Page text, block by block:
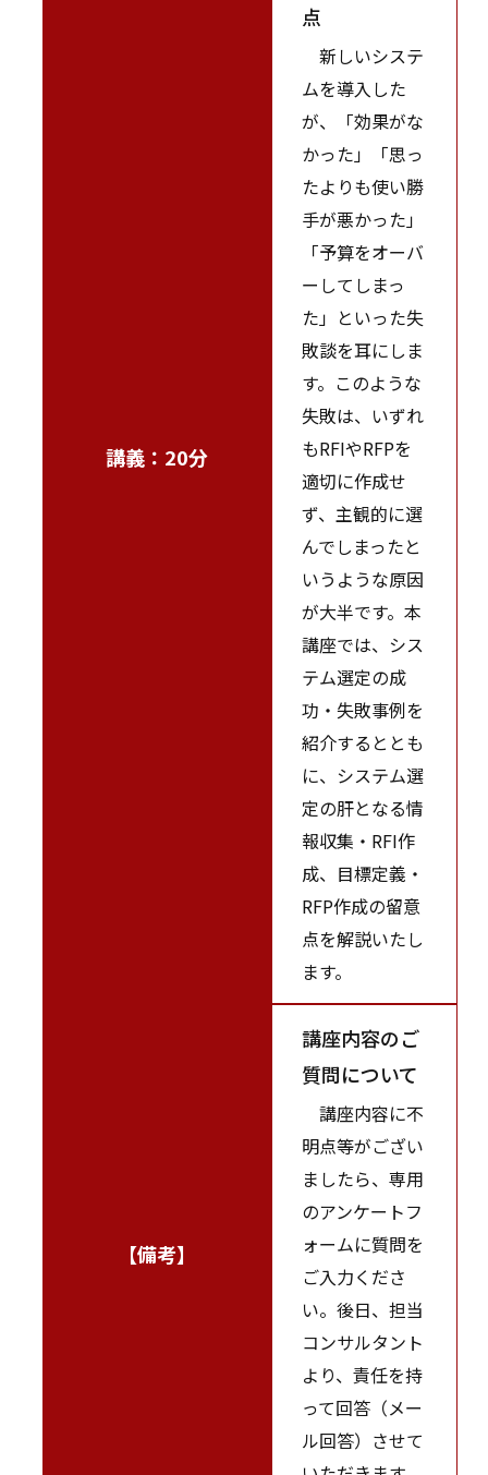
講義：20分
点
新しいシステ
ムを導入した
が、「効果がな
かった」「思っ
たよりも使い勝
手が悪かった」
「予算をオーバ
ーしてしまっ
た」といった失
敗談を耳にしま
す。このような
失敗は、いずれ
もRFIやRFPを
適切に作成せ
ず、主観的に選
んでしまったと
いうような原因
が大半です。本
講座では、シス
テム選定の成
功・失敗事例を
紹介するととも
に、システム選
定の肝となる情
報収集・RFI作
成、目標定義・
RFP作成の留意
点を解説いたし
ます。
【備考】
講座内容のご
質問について
講座内容に不
明点等がござい
ましたら、専用
のアンケートフ
ォームに質問を
ご入力くださ
い。後日、担当
コンサルタント
より、責任を持
って回答（メー
ル回答）させて